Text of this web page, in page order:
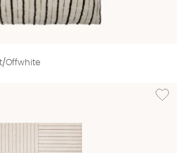
Offwhite
Lägg